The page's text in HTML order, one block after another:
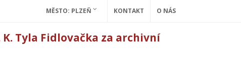
MĚSTO: PLZEŇ KONTAKT O NÁS
Tyla Fidlovačka za archivní